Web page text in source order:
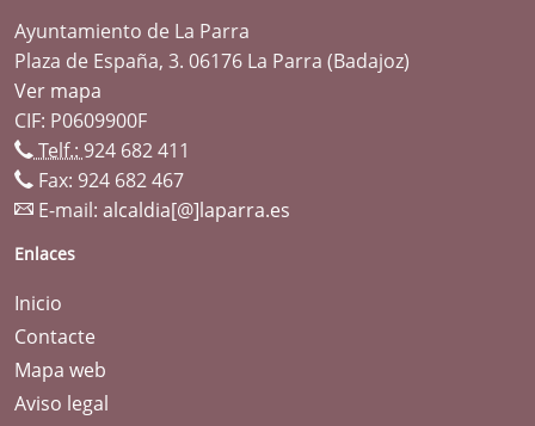
Ayuntamiento de La Parra
Plaza de España, 3. 06176 La Parra (Badajoz)
Ver mapa
CIF: P0609900F
Telf.: 924 682 411
Fax: 924 682 467
E-mail: alcaldia[@]laparra.es
Enlaces
Inicio
Contacte
Mapa web
Aviso legal